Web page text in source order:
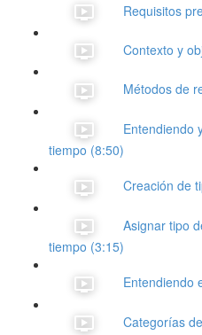
Requisitos
Contexto y
Métodos de
Entendiendo
tiempo (8:50)
Creación de
Asignar tipo
tiempo (3:15)
Entendiendo
Categorías